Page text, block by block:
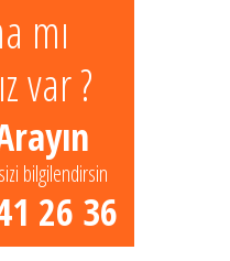
mı
var ?
bilgilendirsin
26 36